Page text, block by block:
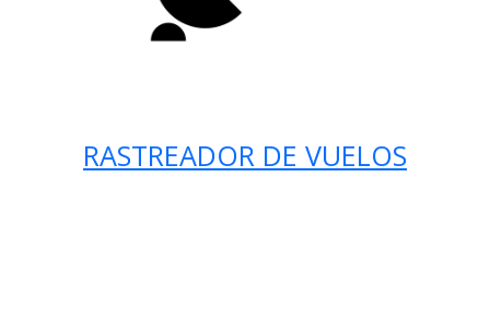
RASTREADOR DE VUELOS